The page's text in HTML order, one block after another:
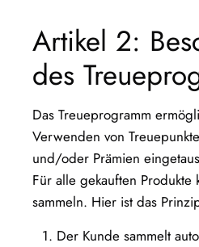
Artikel 2:
des
Das Treueprogramm
Verwenden von
und/oder Prämien
Für alle gekauften Produkte
sammeln. Hier ist das
Der Kunde sammelt